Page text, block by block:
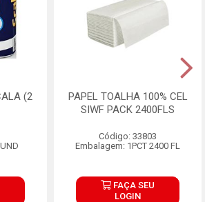
(2
PAPEL TOALHA 100% CEL
SIWF PACK 2400FLS
Código: 33803
Embalagem: 1PCT 2400 FL
FAÇA SEU
LOGIN